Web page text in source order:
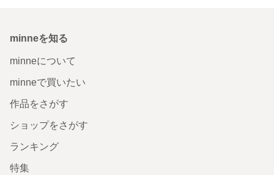
minneを知る
minneについて
minneで買いたい
作品をさがす
ショップをさがす
ランキング
特集